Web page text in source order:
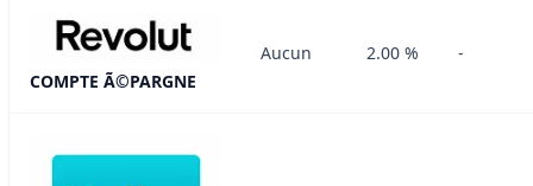
COMPTE Ã©PARGNE
Aucun 2.00 % -